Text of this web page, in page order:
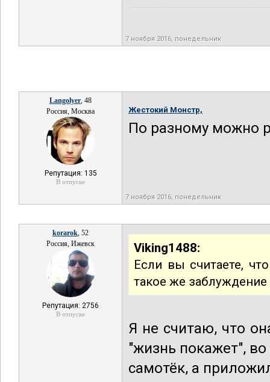
7 ноября 2016, понедельник
Langolyer, 48
Россия, Москва
Репутация: 135
В отпуске
Жестокий Монстр,
По разному можно
7 ноября 2016, понедельник
korarok, 52
Россия, Ижевск
Репутация: 2756
В отпуске
Viking1488:
Если вы считаете,
такое же
Я не считаю, что
"жизнь покажет",
самотёк, а